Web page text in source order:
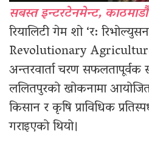
सबस्त इन्टरटेनमेन्ट,
रियालिटी गेम शो ‘र:
Revolutionary
अन्तरवार्ता चरण सफलतापूर्वक
ललितपुरको खोकनामा
किसान र कृषि प्राविधिक
गराइएको थियो।